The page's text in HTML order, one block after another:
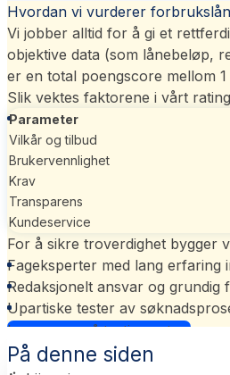
Hvordan vi vurderer forbrukslån
Vi jobber alltid for å gi et
objektive data (som lånebeløp,
er en total poengscore mellom
Slik vektes faktorene i vårt
Parameter
Vilkår og tilbud
Brukervennlighet
Krav
Transparens
Kundeservice
For å sikre troverdighet bygger
Fageksperter med lang erfaring
Redaksjonelt ansvar og grundig
Upartiske tester av
Les mer om vårt ratingsystem
På denne siden